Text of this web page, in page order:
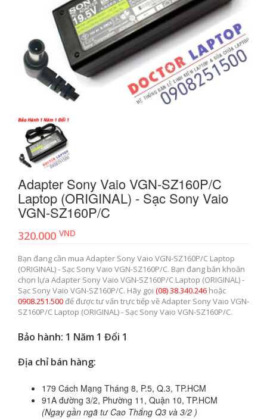
Adapter Sony Vaio VGN-SZ160P/C
Laptop (ORIGINAL) - Sạc Sony Vaio
VGN-SZ160P/C
320.000 VND
Bạn đang cần mua Adapter Sony Vaio VGN-SZ160P/C Laptop
(ORIGINAL) - Sạc Sony Vaio VGN-SZ160P/C. Bạn đang băn khoăn
chọn lựa Adapter Sony Vaio VGN-SZ160P/C Laptop (ORIGINAL) -
Sạc Sony Vaio VGN-SZ160P/C. Hãy gọi (08) 38.340.246 hoặc
0908.251.500để được tư vấn trực tiếp về Adapter Sony Vaio VGN-
SZ160P/C Laptop (ORIGINAL) - Sạc Sony Vaio VGN-SZ160P/C.
Bảo hành: 1 Năm 1 Đổi 1
Địa chỉ bán hàng:
179 Cách Mạng Tháng 8, P.5, Q.3, TP.HCM
91A đường 3/2, Phường 11, Quận 10, TP.HCM
(Ngay gần ngã tư Cao Thắng Q3 và 3/2 )